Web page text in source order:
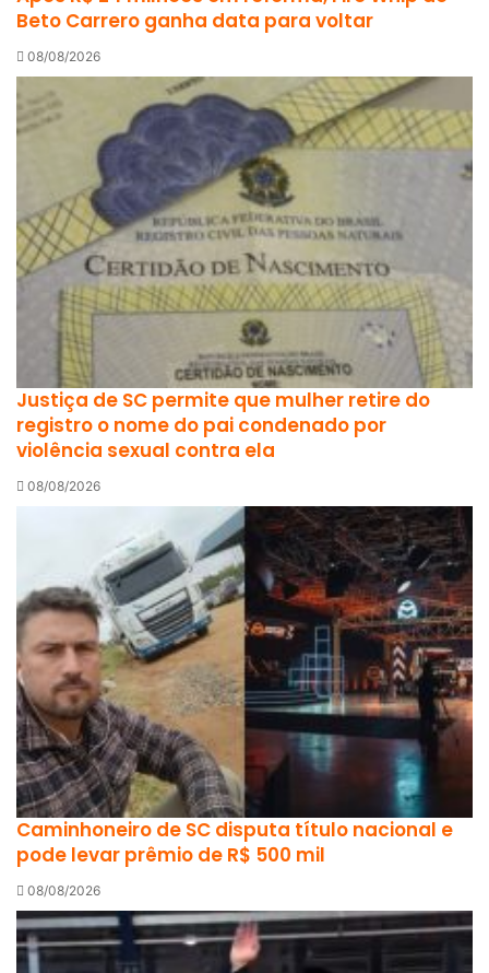
Beto Carrero ganha data para voltar
08/08/2026
Justiça de SC permite que mulher retire do
registro o nome do pai condenado por
violência sexual contra ela
08/08/2026
Caminhoneiro de SC disputa título nacional e
pode levar prêmio de R$ 500 mil
08/08/2026